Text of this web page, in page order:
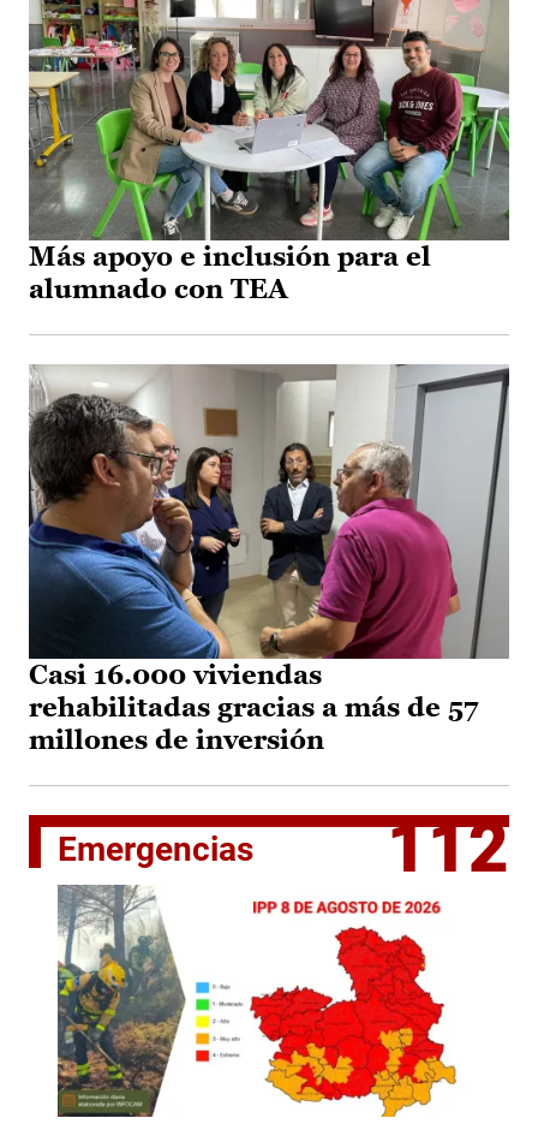
Más apoyo e inclusión para el
alumnado con TEA
Casi 16.000 viviendas
rehabilitadas gracias a más de 57
millones de inversión
Emergencias 112